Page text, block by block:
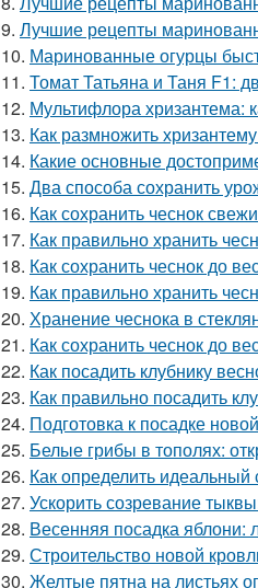
9. Лучшие рецепты
10. Маринованные огурцы
11. Томат Татьяна и Таня F1:
12. Мультифлора хризантема:
13. Как размножить
14. Какие основные
15. Два способа сохранить
16. Как сохранить чеснок
17. Как правильно хранить
18. Как сохранить чеснок до
19. Как правильно хранить
20. Хранение чеснока в
21. Как сохранить чеснок до
22. Как посадить клубнику
23. Как правильно посадить
24. Подготовка к посадке
25. Белые грибы в тополях:
26. Как определить
27. Ускорить созревание
28. Весенняя посадка яблони:
29. Строительство новой
30. Желтые пятна на листьях